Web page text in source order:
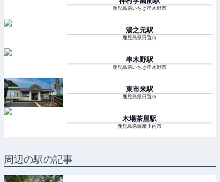
鹿児島県いちき串木野市
湯之元駅
鹿児島県日置市
串木野駅
鹿児島県いちき串木野市
東市来駅
鹿児島県日置市
木場茶屋駅
鹿児島県薩摩川内市
周辺の駅の記事